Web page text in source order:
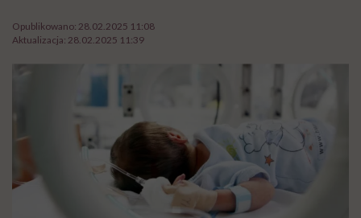
Opublikowano: 28.02.2025 11:08
Aktualizacja: 28.02.2025 11:39